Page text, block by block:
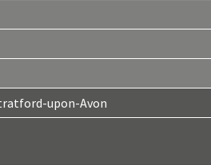
upon-Avon